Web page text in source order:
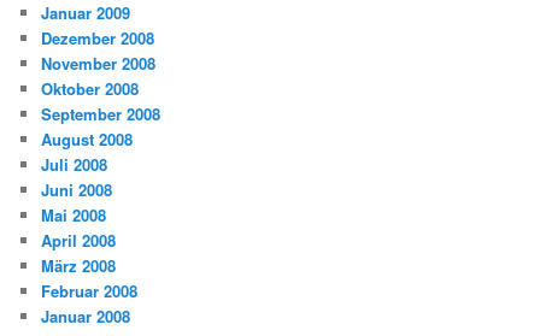
Januar 2009
Dezember 2008
November 2008
Oktober 2008
September 2008
August 2008
Juli 2008
Juni 2008
Mai 2008
April 2008
März 2008
Februar 2008
Januar 2008